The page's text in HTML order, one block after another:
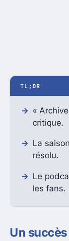
TL;DR
«
critique.
La
résolu.
Le
les fans.
Un